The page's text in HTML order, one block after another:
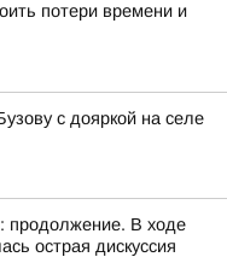
потери времени и
с дояркой на селе
продолжение. В ходе
острая дискуссия